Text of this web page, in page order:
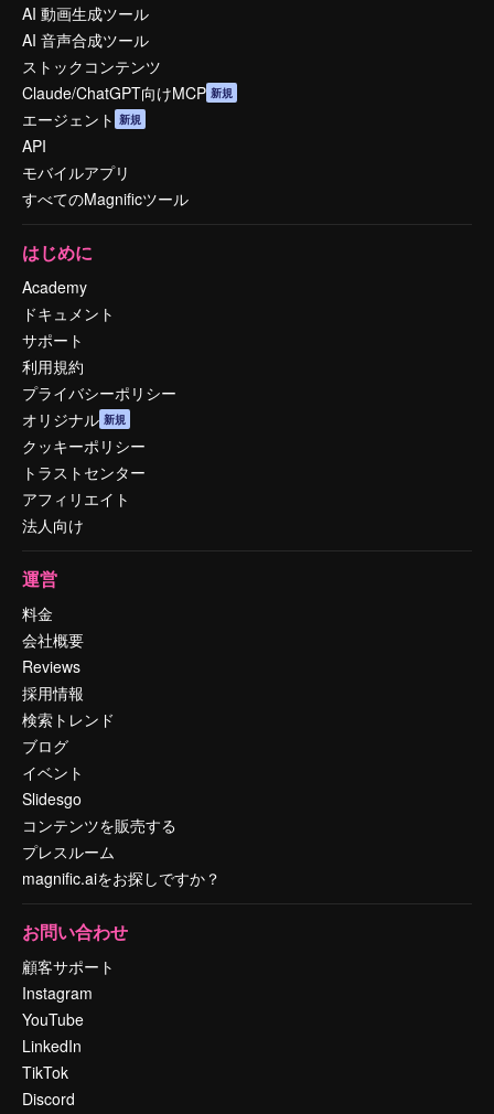
AI 動画生成ツール
AI 音声合成ツール
ストックコンテンツ
Claude/ChatGPT向けMCP 新規
エージェント 新規
API
モバイルアプリ
すべてのMagnificツール
はじめに
Academy
ドキュメント
サポート
利用規約
プライバシーポリシー
オリジナル 新規
クッキーポリシー
トラストセンター
アフィリエイト
法人向け
運営
料金
会社概要
Reviews
採用情報
検索トレンド
ブログ
イベント
Slidesgo
コンテンツを販売する
プレスルーム
magnific.aiをお探しですか？
お問い合わせ
顧客サポート
Instagram
YouTube
LinkedIn
TikTok
Discord